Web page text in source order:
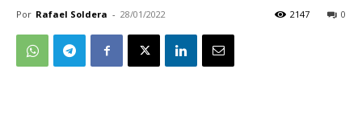
Por Rafael Soldera - 28/01/2022 0
2147